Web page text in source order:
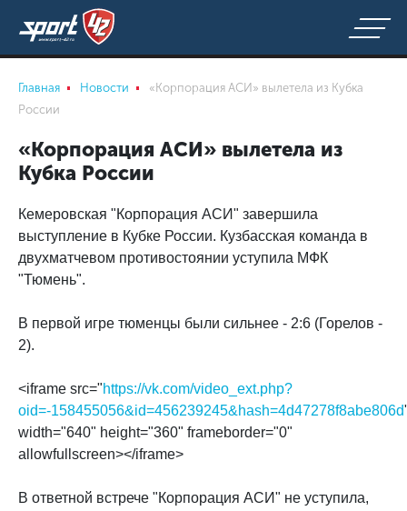
Главная Новости
«Корпорация АСИ» вылетела из Кубка
России
«Корпорация АСИ» вылетела из
Кубка России
Кемеровская "Корпорация АСИ" завершила
выступление в Кубке России. Кузбасская команда в
двухматчевом противостоянии уступила МФК
"Тюмень".
В первой игре тюменцы были сильнее - 2:6 (Горелов -
2).
<iframe src="https://vk.com/video_ext.php?
oid=-158455056&id=456239245&hash=4d47278f8abe806d
width="640" height="360" frameborder="0"
allowfullscreen></iframe>
В ответной встрече "Корпорация АСИ" не уступила,